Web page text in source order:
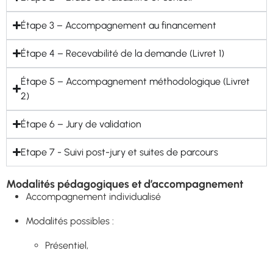
Étape 3 – Accompagnement au financement
Étape 4 – Recevabilité de la demande (Livret 1)
Étape 5 – Accompagnement méthodologique (Livret
2)
Étape 6 – Jury de validation
Etape 7 - Suivi post-jury et suites de parcours
Modalités pédagogiques et d’accompagnement
Accompagnement individualisé
Modalités possibles :
Présentiel,